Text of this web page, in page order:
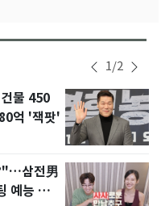
1/2
물 450
억 '잭팟'
삼전男
예능 화